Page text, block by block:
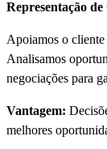
Representação
Apoiamos o
Analisamos
negociações para
Vantagem:
melhores